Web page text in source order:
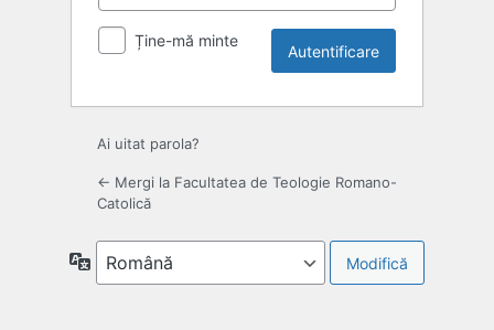
Ține-mă minte
Ai uitat parola?
← Mergi la Facultatea de Teologie Romano-
Catolică
Limbă